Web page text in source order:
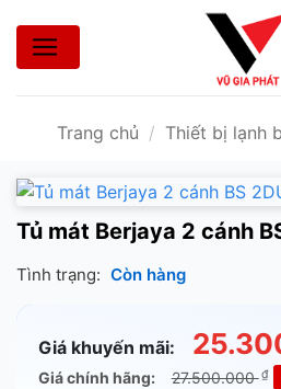
nội
Trang chủ / Thiết bị lạnh
Tủ mát Berjaya 2 cánh
Tình trạng: Còn hàng
Giá khuyến mãi:
Giá chính hãng: 27.500.000₫